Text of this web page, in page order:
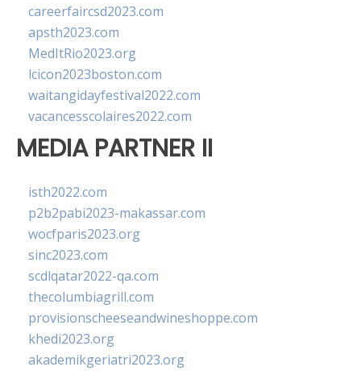
careerfaircsd2023.com
apsth2023.com
MedItRio2023.org
lcicon2023boston.com
waitangidayfestival2022.com
vacancesscolaires2022.com
MEDIA PARTNER II
isth2022.com
p2b2pabi2023-makassar.com
wocfparis2023.org
sinc2023.com
scdlqatar2022-qa.com
thecolumbiagrill.com
provisionscheeseandwineshoppe.com
khedi2023.org
akademikgeriatri2023.org